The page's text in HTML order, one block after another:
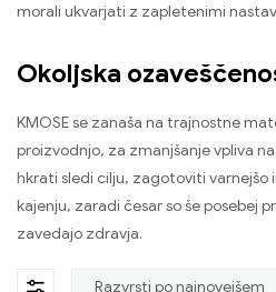
morali ukvarjati z zapletenimi
Okoljska
KMOSE se zanaša na trajnostne
proizvodnjo, za zmanjšanje vpliva
hkrati sledi cilju, zagotoviti varnejšo
kajenju, zaradi česar so še posebej
zavedajo zdravja.